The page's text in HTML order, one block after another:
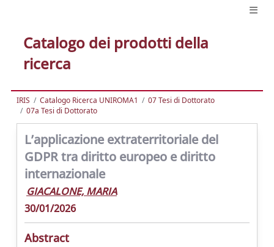
Catalogo dei prodotti della
ricerca
IRIS Catalogo Ricerca UNIROMA1
07 Tesi di Dottorato
07a Tesi di Dottorato
L’applicazione extraterritoriale del
GDPR tra diritto europeo e diritto
internazionale
GIACALONE, MARIA
30/01/2026
Abstract